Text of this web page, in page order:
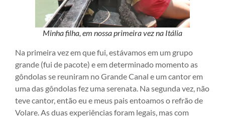
Minha filha, em nossa primeira vez na Itália
Na primeira vez em que fui, estávamos em um grupo
grande (fui de pacote) e em determinado momento as
gôndolas se reuniram no Grande Canal e um cantor em
uma das gôndolas fez uma serenata. Na segunda vez, não
teve cantor, então eu e meus pais entoamos o refrão de
Volare. As duas experiências foram legais, mas com